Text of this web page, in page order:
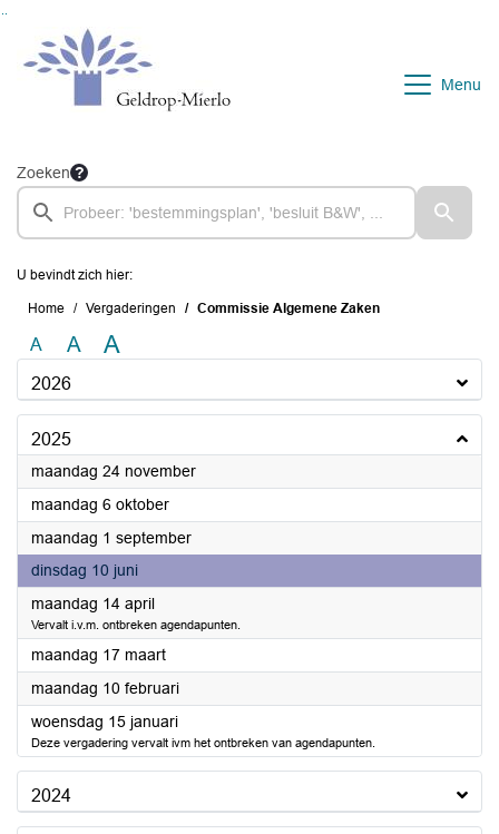
Menu
Zoeken
U bevindt zich hier:
Home Vergaderingen Commissie Algemene Zaken
A A A
2026
2025
maandag 24 november2025
maandag 6 oktober2025
maandag 1 september2025
dinsdag 10 juni2025
maandag 14 april2025
Vervalt i.v.m. ontbreken agendapunten.
maandag 17 maart2025
maandag 10 februari2025
woensdag 15 januari2025
Deze vergadering vervalt ivm het ontbreken van agendapunten.
2024